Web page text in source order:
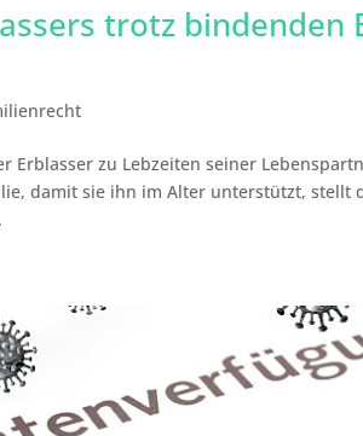
trotz bindenden
Erblasser zu Lebzeiten seiner
damit sie ihn im Alter unterstützt, stellt